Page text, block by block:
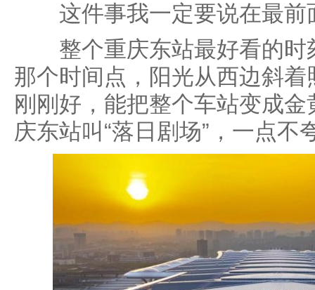
这件事我一定要说在最前
整个重庆东站最好看的时
那个时间点，阳光从西边斜
刚刚好，能把整个车站变成
庆东站叫“落日剧场”，一点不